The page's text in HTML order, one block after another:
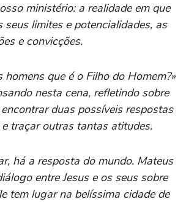
ministério: a realidade em que
seus limites e potencialidades, as
e convicções.
homens que é o Filho do Homem?»
nesta cena, refletindo sobre
duas possíveis respostas
traçar outras tantas atitudes.
há a resposta do mundo. Mateus
entre Jesus e os seus sobre
tem lugar na belíssima cidade de